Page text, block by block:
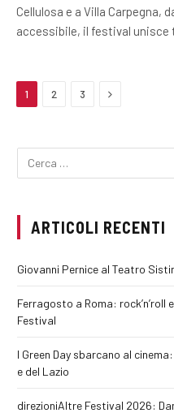
Cellulosa e a Villa Carpegna,
accessibile, il festival unisce
1 2 3 Next
ARTICOLI RECENTI
Giovanni Pernice al Teatro
Ferragosto a Roma: rock’n’roll
Festival
I Green Day sbarcano al
e del Lazio
direzioniAltre Festival 2026: